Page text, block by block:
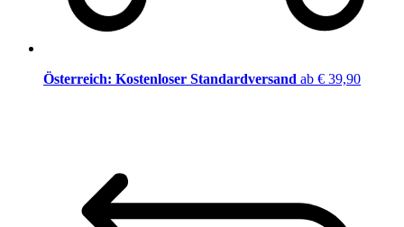
Österreich: Kostenloser Standardversand ab € 39,90